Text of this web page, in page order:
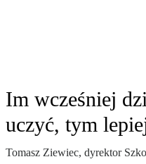
Im wcześniej
uczyć, tym
Tomasz Ziewiec, dyrektor